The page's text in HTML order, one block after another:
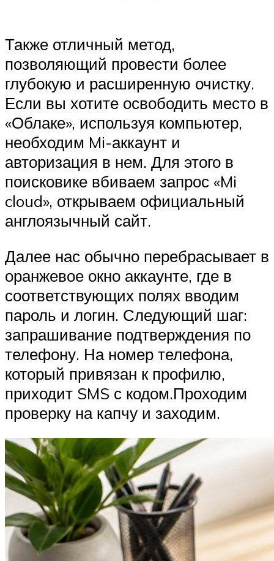
Также отличный метод,
позволяющий провести более
глубокую и расширенную очистку.
Если вы хотите освободить место в
«Облаке», используя компьютер,
необходим Mi-аккаунт и
авторизация в нем. Для этого в
поисковике вбиваем запрос «Mi
cloud», открываем официальный
англоязычный сайт.
Далее нас обычно перебрасывает в
оранжевое окно аккаунте, где в
соответствующих полях вводим
пароль и логин. Следующий шаг:
запрашивание подтверждения по
телефону. На номер телефона,
который привязан к профилю,
приходит SMS с кодом.Проходим
проверку на капчу и заходим.